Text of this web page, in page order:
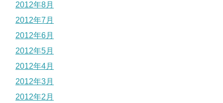
2012年8月
2012年7月
2012年6月
2012年5月
2012年4月
2012年3月
2012年2月